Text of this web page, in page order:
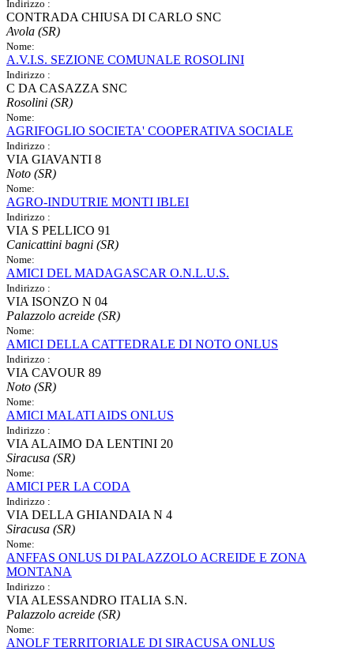
Indirizzo :
CONTRADA CHIUSA DI CARLO SNC
Avola (SR)
Nome:
A.V.I.S. SEZIONE COMUNALE ROSOLINI
Indirizzo :
C DA CASAZZA SNC
Rosolini (SR)
Nome:
AGRIFOGLIO SOCIETA' COOPERATIVA SOCIALE
Indirizzo :
VIA GIAVANTI 8
Noto (SR)
Nome:
AGRO-INDUTRIE MONTI IBLEI
Indirizzo :
VIA S PELLICO 91
Canicattini bagni (SR)
Nome:
AMICI DEL MADAGASCAR O.N.L.U.S.
Indirizzo :
VIA ISONZO N 04
Palazzolo acreide (SR)
Nome:
AMICI DELLA CATTEDRALE DI NOTO ONLUS
Indirizzo :
VIA CAVOUR 89
Noto (SR)
Nome:
AMICI MALATI AIDS ONLUS
Indirizzo :
VIA ALAIMO DA LENTINI 20
Siracusa (SR)
Nome:
AMICI PER LA CODA
Indirizzo :
VIA DELLA GHIANDAIA N 4
Siracusa (SR)
Nome:
ANFFAS ONLUS DI PALAZZOLO ACREIDE E ZONA
MONTANA
Indirizzo :
VIA ALESSANDRO ITALIA S.N.
Palazzolo acreide (SR)
Nome:
ANOLF TERRITORIALE DI SIRACUSA ONLUS